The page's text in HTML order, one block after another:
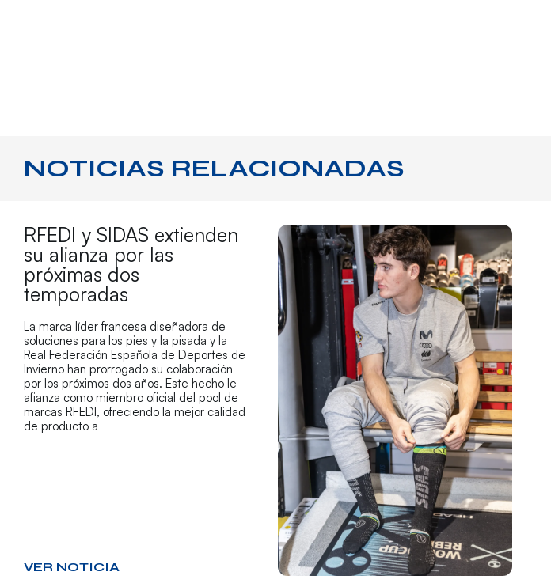
NOTICIAS RELACIONADAS
RFEDI y SIDAS extienden
su alianza por las
próximas dos
temporadas
La marca líder francesa diseñadora de
soluciones para los pies y la pisada y la
Real Federación Española de Deportes de
Invierno han prorrogado su colaboración
por los próximos dos años. Este hecho le
afianza como miembro oficial del pool de
marcas RFEDI, ofreciendo la mejor calidad
de producto a
VER NOTICIA